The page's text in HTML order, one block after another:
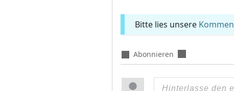
Bitte lies unsere
Abonnieren